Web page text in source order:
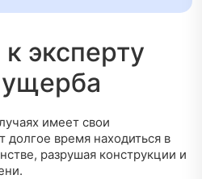
эксперту
имеет свои
время находиться в
разрушая конструкции и